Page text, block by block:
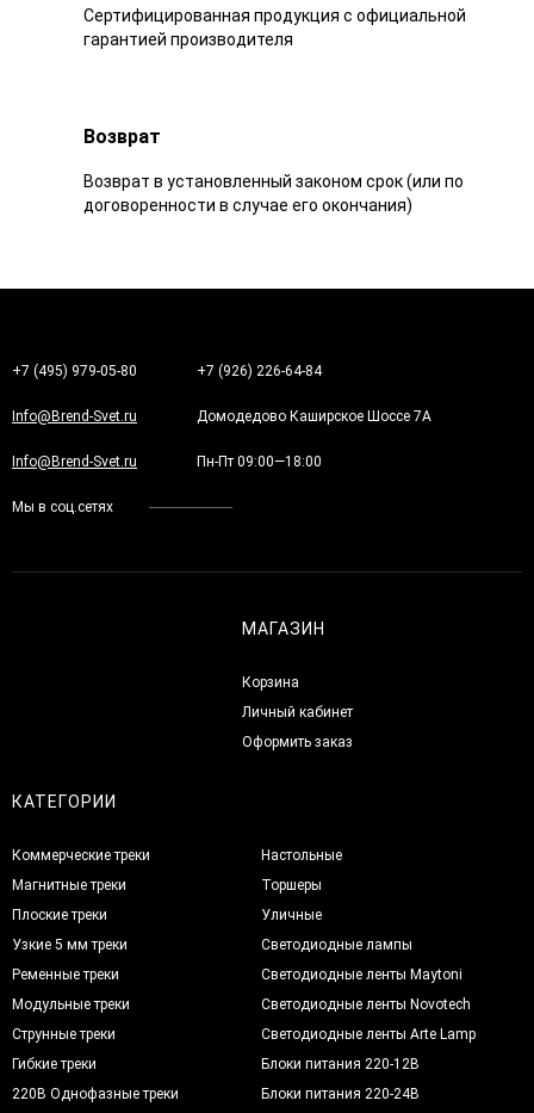
Сертифицированная продукция с официальной
гарантией производителя
Возврат
Возврат в установленный законом срок (или по
договоренности в случае его окончания)
+7 (495) 979-05-80 +7 (926) 226-64-84
Info@Brend-Svet.ru Домодедово Каширское Шоссе 7А
Info@Brend-Svet.ru Пн-Пт 09:00—18:00
Мы в соц.сетях
МАГАЗИН
Корзина
Личный кабинет
Оформить заказ
КАТЕГОРИИ
Коммерческие треки
Магнитные треки
Плоские треки
Узкие 5 мм треки
Ременные треки
Модульные треки
Струнные треки
Гибкие треки
220В Однофазные треки
Настольные
Торшеры
Уличные
Светодиодные лампы
Светодиодные ленты Maytoni
Светодиодные ленты Novotech
Светодиодные ленты Arte Lamp
Блоки питания 220-12В
Блоки питания 220-24В